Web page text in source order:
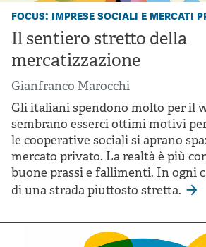
focus: imprese sociali e mercati
Il sentiero stretto della
mercatizzazione
Gianfranco Marocchi
Gli italiani spendono molto per il
sembrano esserci ottimi motivi
le cooperative sociali si aprano
mercato privato. La realtà è più
buone prassi e fallimenti. In ogni
di una strada piuttosto stretta.